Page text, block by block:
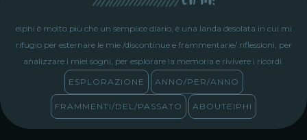
eiphi è molto più che un semplice diario, è una landa desolata in cui mi
rifugio per esternare le mie /discontinue e frammentarie/ riflessioni, per
analizzare i miei sogni, per esplorare la memoria e rivivere i ricordi.
ESPLORAZIONE
ANNO/PER/ANNO
FRAMMENTI/DEL/PASSATO ABOUTEIPHI